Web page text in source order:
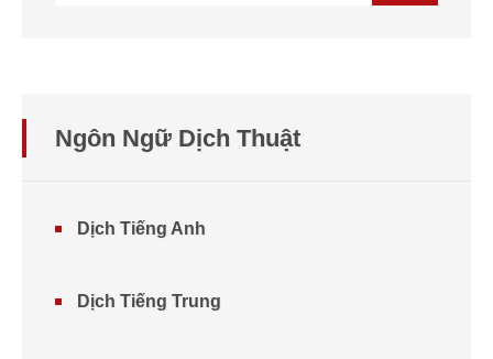
Ngôn Ngữ Dịch Thuật
Dịch Tiếng Anh
Dịch Tiếng Trung